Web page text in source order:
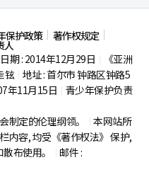
保护政策 著作权规定
人
期 : 2014年12月29日
《亚洲
铉 地址 : 首尔市钟路区钟路5
年11月15日
青少年保护负责
制定的伦理纲领。
本网站所
内容, 均受《著作权法》 保护,
布使用。
邮件 :